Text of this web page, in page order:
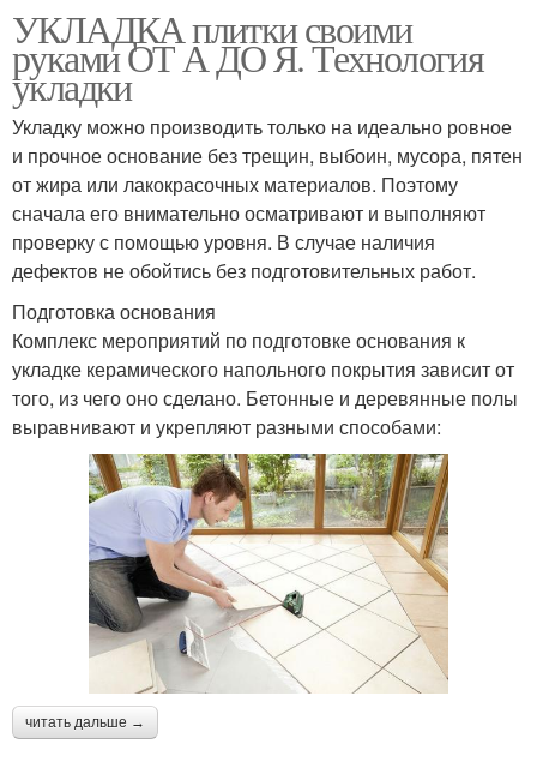
УКЛАДКА плитки своими
руками ОТ А ДО Я. Технология
укладки
Укладку можно производить только на идеально ровное
и прочное основание без трещин, выбоин, мусора, пятен
от жира или лакокрасочных материалов. Поэтому
сначала его внимательно осматривают и выполняют
проверку с помощью уровня. В случае наличия
дефектов не обойтись без подготовительных работ.
Подготовка основания
Комплекс мероприятий по подготовке основания к
укладке керамического напольного покрытия зависит от
того, из чего оно сделано. Бетонные и деревянные полы
выравнивают и укрепляют разными способами:
читать дальше →